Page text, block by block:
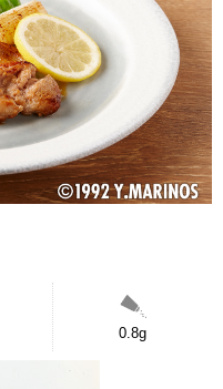
0.8g